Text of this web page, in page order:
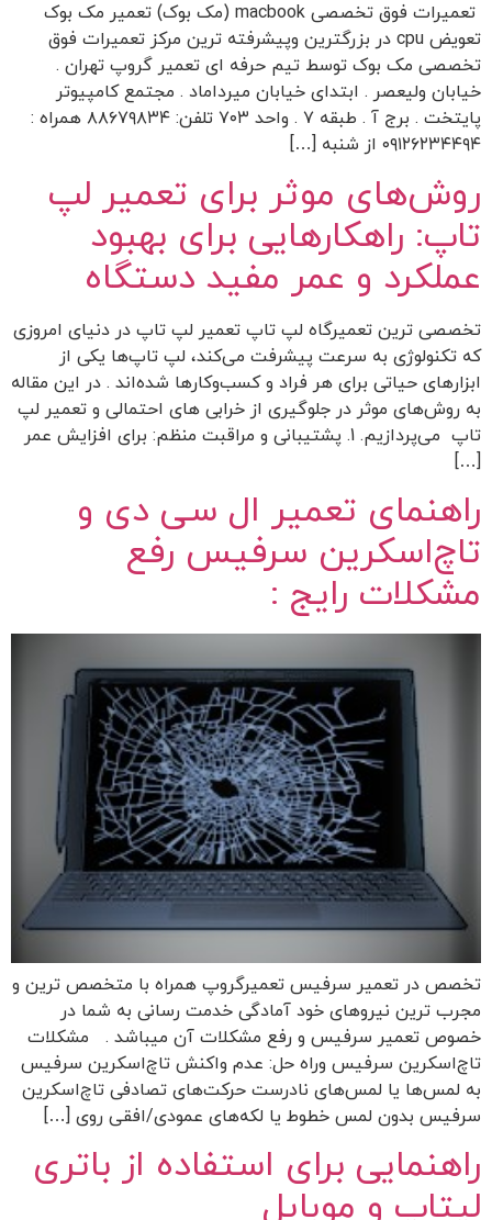
تعمیرات فوق تخصصی macbook (مک بوک) تعمیر مک بوک
تعویض cpu در بزرگترین وپیشرفته ترین مرکز تعمیرات فوق
تخصصی مک بوک توسط تیم حرفه ای تعمیر گروپ تهران .
خیابان ولیعصر . ابتدای خیابان میرداماد . مجتمع کامپیوتر
پایتخت . برج آ . طبقه ۷ . واحد ۷۰۳ تلفن: ۸۸۶۷۹۸۳۴ همراه :
۰۹۱۲۶۲۳۴۴۹۴ از شنبه […]
روش‌های موثر برای تعمیر لپ
تاپ: راهکارهایی برای بهبود
عملکرد و عمر مفید دستگاه
تخصصی ترین تعمیرگاه لپ تاپ تعمیر لپ تاپ در دنیای امروزی
که تکنولوژی به سرعت پیشرفت می‌کند، لپ تاپ‌ها یکی از
ابزارهای حیاتی برای هر فراد و کسب‌وکارها شده‌اند . در این مقاله
به روش‌های موثر در جلوگیری از خرابی های احتمالی و تعمیر لپ
تاپ می‌پردازیم. 1. پشتیبانی و مراقبت منظم: برای افزایش عمر
[…]
راهنمای تعمیر ال سی دی و
تاچ‌اسکرین سرفیس رفع
مشکلات رایج :
تخصص در تعمیر سرفیس تعمیرگروپ همراه با متخصص ترین و
مجرب ترین نیروهای خود آمادگی خدمت رسانی به شما در
خصوص تعمیر سرفیس و رفع مشکلات آن میباشد . مشکلات
تاچ‌اسکرین سرفیس وراه حل: عدم واکنش تاچ‌اسکرین سرفیس
به لمس‌ها یا لمس‌های نادرست حرکت‌های تصادفی تاچ‌اسکرین
سرفیس بدون لمس خطوط یا لکه‌های عمودی/افقی روی […]
راهنمایی برای استفاده از باتری
لپتاپ و موبایل